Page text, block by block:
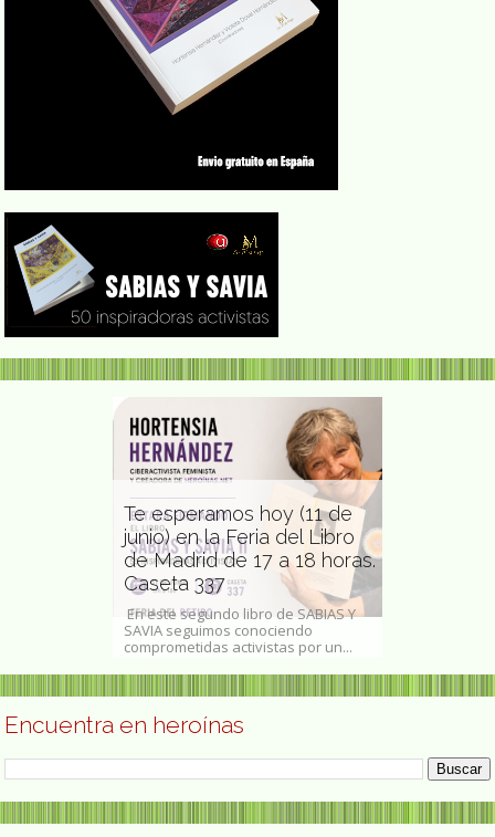
Te esperamos hoy (11 de
junio) en la Feria del Libro
de Madrid de 17 a 18 horas.
Caseta 337
En este segundo libro de SABIAS Y
SAVIA seguimos conociendo
comprometidas activistas por un...
Encuentra en heroínas